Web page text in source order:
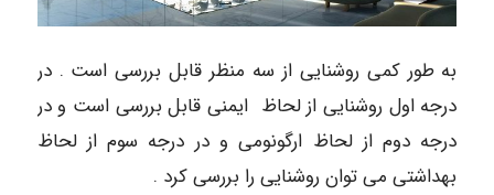
به طور کمی روشنایی از سه منظر قابل بررسی است . در
درجه اول روشنایی از لحاظ ایمنی قابل بررسی است و در
درجه دوم از لحاظ ارگونومی و در درجه سوم از لحاظ
بهداشتی می توان روشنایی را بررسی کرد .